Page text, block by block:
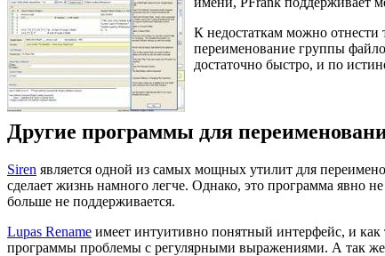
К недостаткам можно отнести
переименование группы
достаточно быстро, и по
Другие программы для
Siren является одной из самых мощных утилит для
сделает жизнь намного легче. Однако, это программа явно
больше не поддерживается.
Lupas Rename имеет интуитивно понятный интерфейс, и как
программы проблемы с регулярными выражениями. А так же